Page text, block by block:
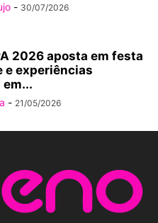
- 30/07/2026
2026 aposta em festa
experiências
- 21/05/2026